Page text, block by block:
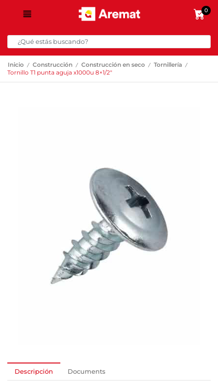
0
Inicio / Construcción / Construcción en seco / Tornillería /
Tornillo T1 punta aguja x1000u 8×1/2″
Descripción Documents